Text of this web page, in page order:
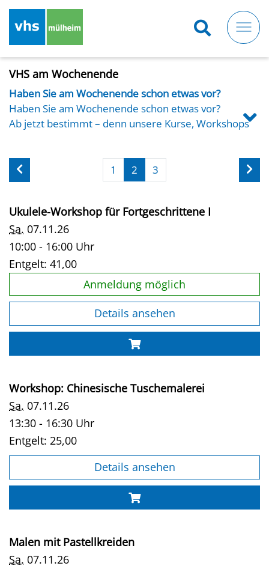
VHS am Wochenende
Haben Sie am Wochenende schon etwas vor?
Haben Sie am Wochenende schon etwas vor?
Ab jetzt bestimmt – denn unsere Kurse, Workshops
besonders. Ob Digitalfotografie,
Trommeln, Maltechniken oder kulturelle Ausflüge:
vielseitig wie Ihre Interessen.
Lernen, entdecken, kreativ sein – und das ganz flexibel
am Wochenende.
1 2 3
Ukulele-Workshop für Fortgeschrittene I
Sa. 07.11.26
10:00 - 16:00 Uhr
Entgelt: 41,00
Anmeldung möglich
Details ansehen
Workshop: Chinesische Tuschemalerei
Sa. 07.11.26
13:30 - 16:30 Uhr
Entgelt: 25,00
Details ansehen
Malen mit Pastellkreiden
Sa. 07.11.26